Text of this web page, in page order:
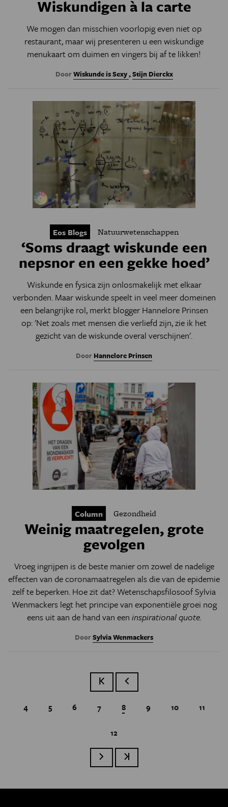
Wiskundigen à la carte
We mogen dan misschien voorlopig even niet op
restaurant, maar wij presenteren u een wiskundige
menukaart om duimen en vingers bij af te likken!
DoorWiskunde is Sexy,Stijn Dierckx
Eos Blogs Natuurwetenschappen
‘Soms draagt wiskunde een
nepsnor en een gekke hoed’
Wiskunde en fysica zijn onlosmakelijk met elkaar
verbonden. Maar wiskunde speelt in veel meer domeinen
een belangrijke rol, merkt blogger Hannelore Prinsen
op: 'Net zoals met mensen die verliefd zijn, zie ik het
gezicht van de wiskunde overal verschijnen'.
Door Hannelore Prinsen
Column Gezondheid
Weinig maatregelen, grote
gevolgen
Vroeg ingrijpen is de beste manier om zowel de nadelige
effecten van de coronamaatregelen als die van de epidemie
zelf te beperken. Hoe zit dat? Wetenschapsfilosoof Sylvia
Wenmackers legt het principe van exponentiële groei nog
eens uit aan de hand van een inspirational quote.
DoorSylvia Wenmackers
Paginatie
Eerste paginaVorige pagina
Page
4 Page
5 Page
6 Page
7 Huidige pagina
8 Page
9 Page
10 Page
11
Page
12
Volgende paginaLaatste pagina